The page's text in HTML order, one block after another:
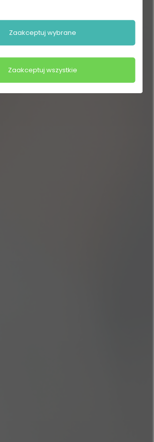
Zaakceptuj wybrane
Zaakceptuj wszystkie